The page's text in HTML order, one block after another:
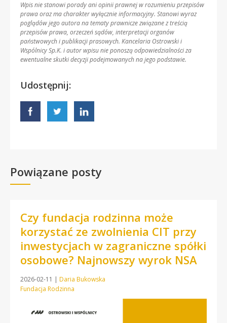
Wpis nie stanowi porady ani opinii prawnej w rozumieniu przepisów
prawa oraz ma charakter wyłącznie informacyjny. Stanowi wyraz
poglądów jego autora na tematy prawnicze związane z treścią
przepisów prawa, orzeczeń sądów, interpretacji organów
państwowych i publikacji prasowych. Kancelaria Ostrowski i
Wspólnicy Sp.K. i autor wpisu nie ponoszą odpowiedzialności za
ewentualne skutki decyzji podejmowanych na jego podstawie.
Udostępnij:
Powiązane posty
Czy fundacja rodzinna może
korzystać ze zwolnienia CIT przy
inwestycjach w zagraniczne spółki
osobowe? Najnowszy wyrok NSA
2026-02-11 | Daria Bukowska
Fundacja Rodzinna